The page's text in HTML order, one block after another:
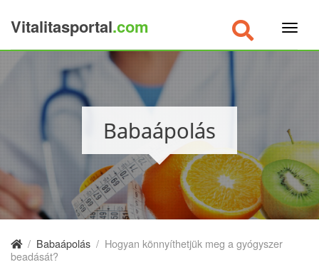
Vitalitasportal.com
Babaápolás
/ Babaápolás / Hogyan könnyíthetjük meg a gyógyszer
beadását?
×